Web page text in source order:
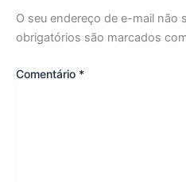
O seu endereço de e-mail não
obrigatórios são marcados
Comentário *